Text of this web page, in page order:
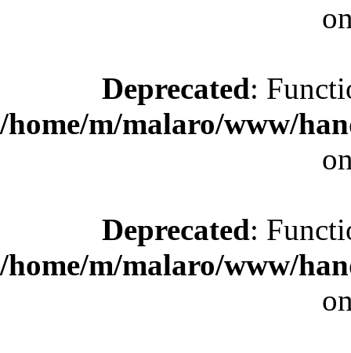
Deprecated:
/home/m/malaro/www/
Deprecated:
/home/m/malaro/www/